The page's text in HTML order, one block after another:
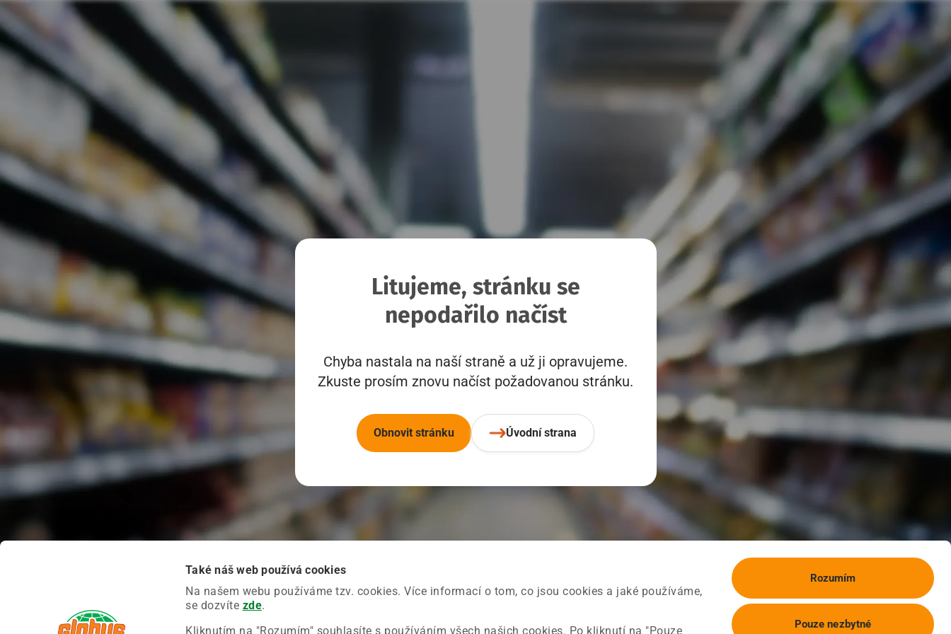
Také náš web používá cookies
Na našem webu používáme tzv. cookies. Více informací o tom, co jsou cookies a jaké používáme,
se dozvíte zde.
Kliknutím na "Rozumím" souhlasíte s používáním všech našich cookies. Po kliknutí na "Pouze
Rozumím
Pouze nezbytné
Litujeme, stránku se
nepodařilo načíst
Chyba nastala na naší straně a už ji opravujeme.
Zkuste prosím znovu načíst požadovanou stránku.
Obnovit stránku Úvodní strana